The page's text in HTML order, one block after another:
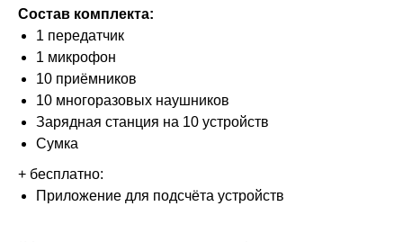
Состав комплекта:
1 передатчик
1 микрофон
10 приёмников
10 многоразовых наушников
Зарядная станция на 10 устройств
Сумка
+ бесплатно:
Приложение для подсчёта устройств